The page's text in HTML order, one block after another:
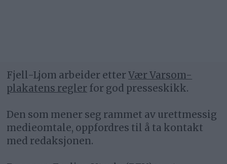
Fjell-Ljom arbeider etterVær Varsom-
plakatens regler for god presseskikk.
Den som mener seg rammet av urettmessig
medieomtale, oppfordres til å ta kontakt
med redaksjonen.